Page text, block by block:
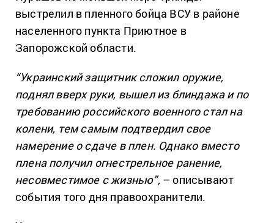
выстрелил в пленного бойца ВСУ в районе
населенного пункта Приютное в
Запорожской области.
“Украинский защитник сложил оружие,
поднял вверх руки, вышел из блиндажа и по
требованию российского военного стал на
колени, тем самым подтвердил свое
намерение о сдаче в плен. Однако вместо
плена получил огнестрельное ранение,
несовместимое с жизнью”,– описывают
события того дня правоохранители.